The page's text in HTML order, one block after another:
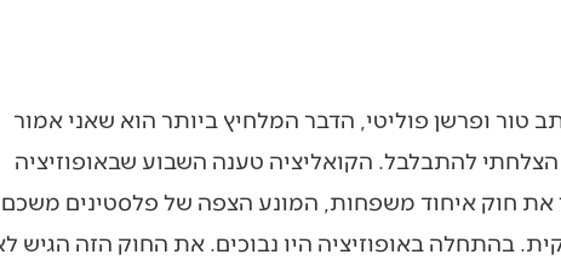
טור ופרשן פוליטי, הדבר המלחיץ ביותר הוא שאני אמור
להתבלבל. הקואליציה טענה השבוע שבאופוזיציה
את חוק איחוד משפחות, המונע הצפה של פלסטינים משכם
בהתחלה באופוזיציה היו נבוכים. את החוק הזה הגיש